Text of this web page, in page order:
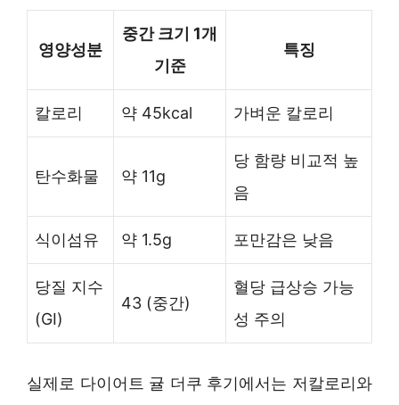
영양성분
중간 크기 1개
기준
특징
칼로리 약 45kcal 가벼운 칼로리
탄수화물 약 11g
당 함량 비교적 높
음
식이섬유 약 1.5g 포만감은 낮음
당질 지수
(GI)
43 (중간)
혈당 급상승 가능
성 주의
실제로 다이어트 귤 더쿠 후기에서는 저칼로리와